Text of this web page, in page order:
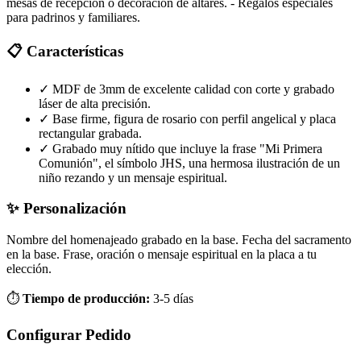
mesas de recepción o decoración de altares. - Regalos especiales
para padrinos y familiares.
📋 Características
✓ MDF de 3mm de excelente calidad con corte y grabado
láser de alta precisión.
✓ Base firme, figura de rosario con perfil angelical y placa
rectangular grabada.
✓ Grabado muy nítido que incluye la frase "Mi Primera
Comunión", el símbolo JHS, una hermosa ilustración de un
niño rezando y un mensaje espiritual.
✨ Personalización
Nombre del homenajeado grabado en la base. Fecha del sacramento
en la base. Frase, oración o mensaje espiritual en la placa a tu
elección.
⏱️ Tiempo de producción: 3-5 días
Configurar Pedido